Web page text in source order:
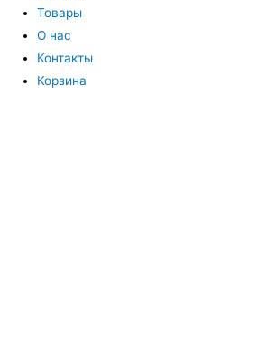
Товары
О нас
Контакты
Корзина